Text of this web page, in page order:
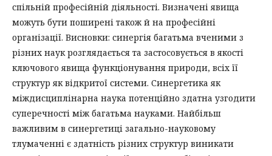
спільній професійній діяльності. Визначені явища
можуть бути поширені також й на професійні
організації. Висновки: синергія багатьма вченими з
різних наук розглядається та застосовується в якості
ключового явища функціонування природи, всіх її
структур як відкритої системи. Синергетика як
міждисциплінарна наука потенційно здатна узгодити
суперечності між багатьма науками. Найбільш
важливим в синергетиці загально-науковому
тлумаченні є здатність різних структур виникати